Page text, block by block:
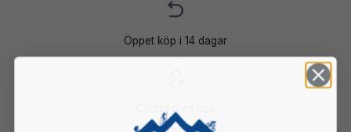
Öppet köp i 14 dagar